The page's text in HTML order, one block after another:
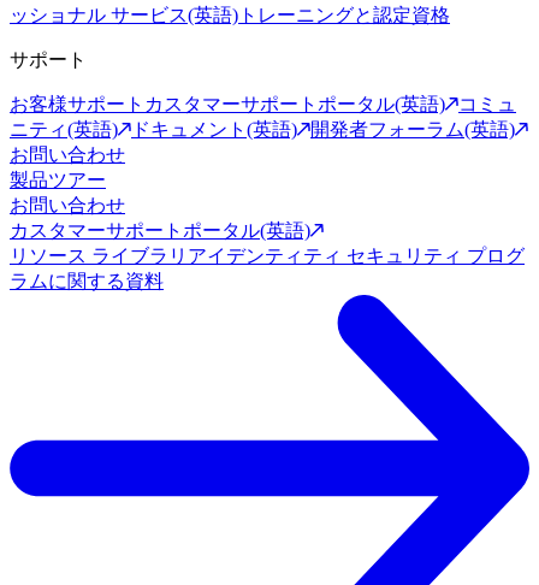
ッショナル サービス(英語) トレーニングと認定資格
サポート
お客様サポート カスタマーサポートポータル(英語)
コミュ
ニティ(英語)
ドキュメント(英語)
開発者フォーラム(英語)
お問い合わせ
製品ツアー
お問い合わせ
カスタマーサポートポータル(英語)
リソース ライブラリ アイデンティティ セキュリティ プログ
ラムに関する資料